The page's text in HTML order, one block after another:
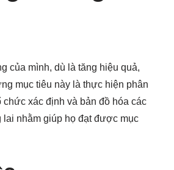
của mình, dù là tăng hiệu quả,
mục tiêu này là thực hiện phân
xác định và bản đồ hóa các
nhằm giúp họ đạt được mục